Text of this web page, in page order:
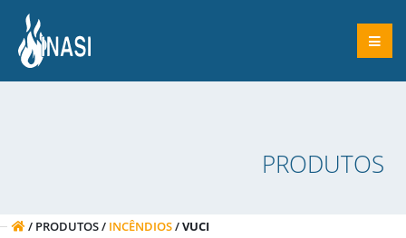
PRODUTOS
/ PRODUTOS / INCÊNDIOS/VUCI